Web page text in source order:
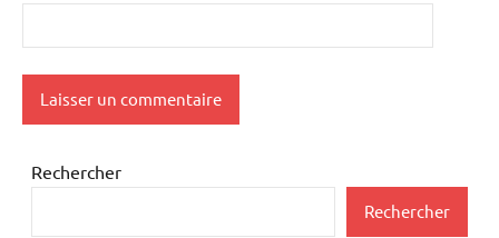
Rechercher
Rechercher